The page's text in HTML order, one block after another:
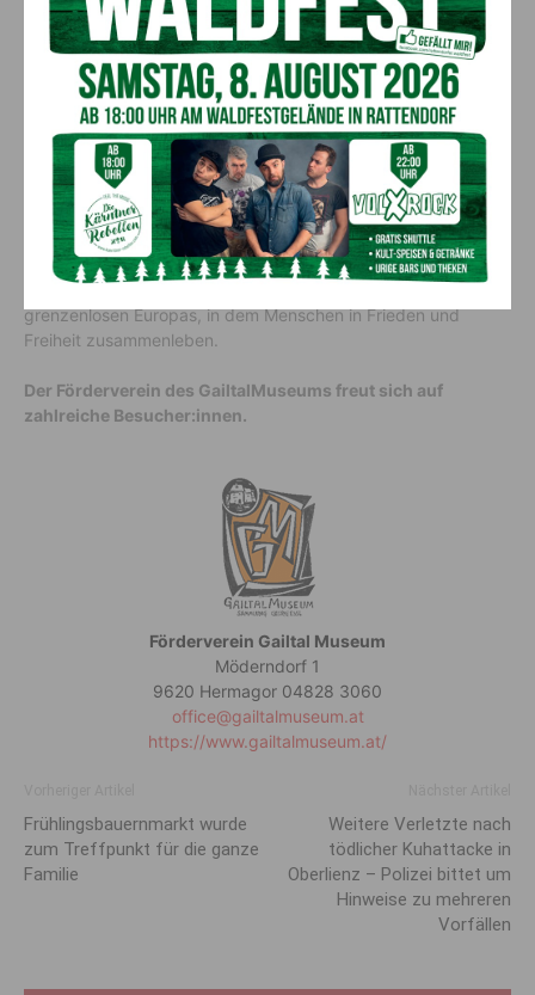
deutscher undenglischer Spracheerweitert die begehbare
Skulptur und stellt eine thematische Verbindung zum Ort her.
Entsprechend dem Leitgedanken „BORDERLESS“löst sie
sprachliche und kulturelle Grenzen auf und lädt dazu ein,
Vertrautes neu zu betrachten.Basierend auf Textfragmenten
von Ingeborg Bachmann entsteht ein vielschichtiger Text- und
Klangraum, der das visuelle Erleben der Kuppel erweitert. Die
Soundcollage bewegt sich zwischen Sprachen, Zeiten und
Perspektiven: Sie spannt Bögen von der Natur der Region
über Fragen an die Vergangenheit bis hin zu Visionen der
Zukunft. Im Zentrum steht eine Idee, die auch im Sinne
Ingeborg Bachmanns gewesen wäre: die Vision eines
grenzenlosen Europas, in dem Menschen in Frieden und
Freiheit zusammenleben.
Der Förderverein des GailtalMuseums freut sich auf
zahlreiche Besucher:innen.
Förderverein Gailtal Museum
Möderndorf 1
9620 Hermagor 04828 3060
office@gailtalmuseum.at
https://www.gailtalmuseum.at/
Frühlingsbauernmarkt wurde
zum Treffpunkt für die ganze
Familie
Weitere Verletzte nach
tödlicher Kuhattacke in
Oberlienz – Polizei bittet um
Hinweise zu mehreren
Vorfällen